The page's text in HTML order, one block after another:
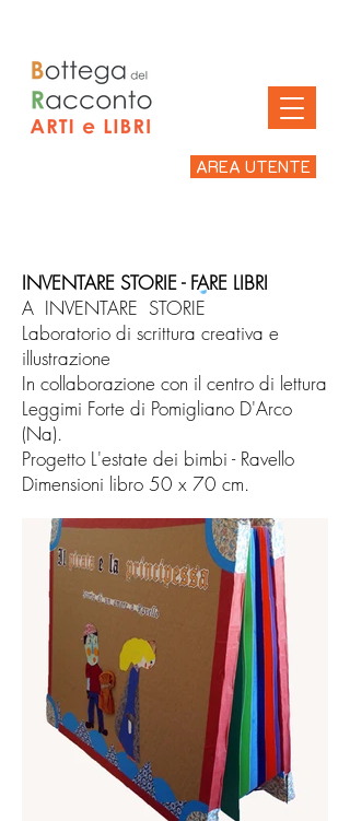
AREA UTENTE
INVENTARE STORIE - FARE LIBRI
A INVENTARE STORIE
Laboratorio di scrittura creativa e
illustrazione
In collaborazione con il centro di lettura
Leggimi Forte di Pomigliano D'Arco
(Na).
Progetto L'estate dei bimbi - Ravello
Dimensioni libro 50 x 70 cm.